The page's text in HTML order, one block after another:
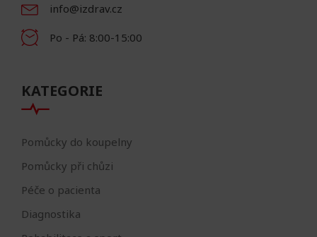
info@izdrav.cz
Po - Pá: 8:00-15:00
KATEGORIE
Pomůcky do koupelny
Pomůcky při chůzi
Péče o pacienta
Diagnostika